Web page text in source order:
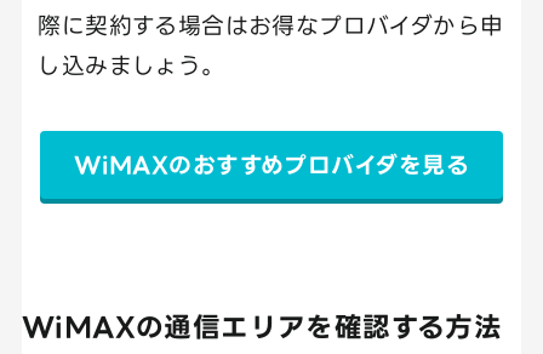
際に契約する場合はお得なプロバイダから申
し込みましょう。
WiMAXのおすすめプロバイダを見る
WiMAXの通信エリアを確認する方法